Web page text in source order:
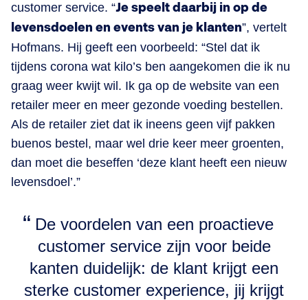
customer service. “Je speelt daarbij in op de
levensdoelen en events van je klanten”, vertelt
Hofmans. Hij geeft een voorbeeld: “Stel dat ik
tijdens corona wat kilo’s ben aangekomen die ik nu
graag weer kwijt wil. Ik ga op de website van een
retailer meer en meer gezonde voeding bestellen.
Als de retailer ziet dat ik ineens geen vijf pakken
buenos bestel, maar wel drie keer meer groenten,
dan moet die beseffen ‘deze klant heeft een nieuw
levensdoel’.”
De voordelen van een proactieve
customer service zijn voor beide
kanten duidelijk: de klant krijgt een
sterke customer experience, jij krijgt